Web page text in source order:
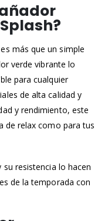
más que un simple
verde vibrante lo
para cualquier
de alta calidad y
y rendimiento, este
de relax como para tus
resistencia lo hacen
de la temporada con